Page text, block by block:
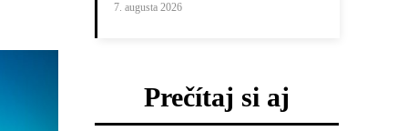
7. augusta 2026
Prečítaj si aj